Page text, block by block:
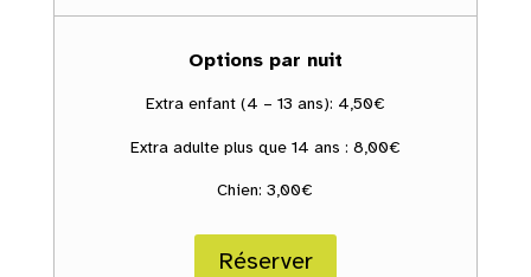
Options par nuit
Extra enfant (4 – 13 ans): 4,50€
Extra adulte plus que 14 ans : 8,00€
Chien: 3,00€
Réserver